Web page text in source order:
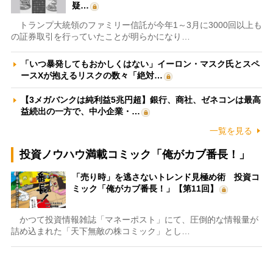
疑…
トランプ大統領のファミリー信託が今年1～3月に3000回以上も
の証券取引を行っていたことが明らかになり…
「いつ暴発してもおかしくはない」イーロン・マスク氏とスペ
ースXが抱えるリスクの数々「絶対…
【3メガバンクは純利益5兆円超】銀行、商社、ゼネコンは最高
益続出の一方で、中小企業・…
一覧を見る
投資ノウハウ満載コミック「俺がカブ番長！」
「売り時」を逃さないトレンド見極め術 投資コ
ミック「俺がカブ番長！」【第11回】
かつて投資情報雑誌「マネーポスト」にて、圧倒的な情報量が
詰め込まれた「天下無敵の株コミック」とし…